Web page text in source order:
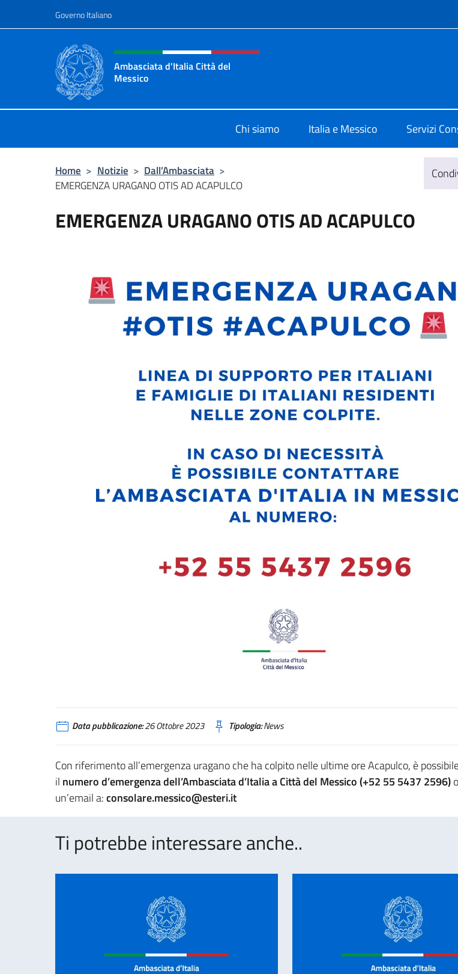
Governo Italiano
Intestazione sito, social e menù
Ambasciata d'Italia Città del
Messico
Chi siamo Italia e Messico Servizi
Home > Notizie > Dall’Ambasciata >
EMERGENZA URAGANO OTIS AD ACAPULCO
EMERGENZA URAGANO OTIS AD ACAPULCO
Data pubblicazione:26 Ottobre 2023 Tipologia:News
Con riferimento all’emergenza uragano che ha colpito nelle ultime ore Acapulco, è
il numero d’emergenza dell’Ambasciata d’Italia a Città del Messico (+52 55 5437 2596)
un’email a:consolare.messico@esteri.it
Ti potrebbe interessare anche..